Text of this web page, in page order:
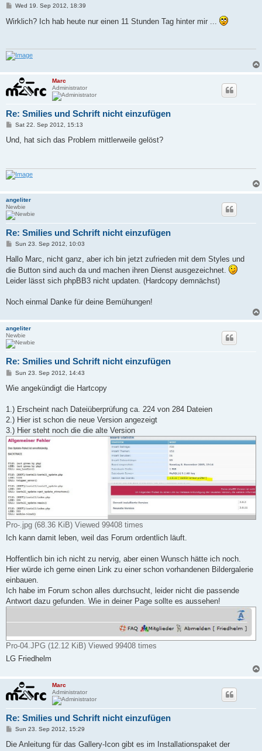
P
s
t
Wed 19. Sep 2012, 18:39
Wirklich? Ich hab heute nur einen 11 Stunden Tag hinter mir ...
Marc
Administrator
Re: Smilies und Schrift nicht einzufügen
P
s
Sat 22. Sep 2012, 15:13
Und, hat sich das Problem mittlerweile gelöst?
angeliter
Newbie
Re: Smilies und Schrift nicht einzufügen
P
s
Sun 23. Sep 2012, 10:03
Hallo Marc, nicht ganz, aber ich bin jetzt zufrieden mit dem Styles und
die Button sind auch da und machen ihren Dienst ausgezeichnet.
Leider lässt sich phpBB3 nicht updaten. (Hardcopy demnächst)
Noch einmal Danke für deine Bemühungen!
angeliter
Newbie
Re: Smilies und Schrift nicht einzufügen
P
s
Sun 23. Sep 2012, 14:43
Wie angekündigt die Hartcopy
1.) Erscheint nach Dateiüberprüfung ca. 224 von 284 Dateien
2.) Hier ist schon die neue Version angezeigt
3.) Hier steht noch die die alte Version
Pro-.jpg (68.36 KiB) Viewed 99408 times
Ich kann damit leben, weil das Forum ordentlich läuft.
Hoffentlich bin ich nicht zu nervig, aber einen Wunsch hätte ich noch.
Hier würde ich gerne einen Link zu einer schon vorhandenen Bildergalerie
einbauen.
Ich habe im Forum schon alles durchsucht, leider nicht die passende
Antwort dazu gefunden. Wie in deiner Page sollte es aussehen!
Pro-04.JPG (12.12 KiB) Viewed 99408 times
LG Friedhelm
Marc
Administrator
Re: Smilies und Schrift nicht einzufügen
P
s
Sun 23. Sep 2012, 15:29
Die Anleitung für das Gallery-Icon gibt es im Installationspaket der